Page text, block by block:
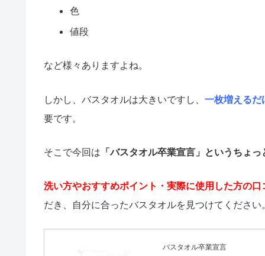
色
値段
など様々ありますよね。
しかし、バスタオルは大きいですし、 一枚増えるだ
要です。
そこで今回は 「バスタオル卒業宣言」というちょ
洗い方やおすすめポイント・実際に使用した方の口
だき、自分に合ったバスタオルを見つけてください
バスタオル卒業宣言